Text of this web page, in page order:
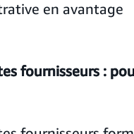
en avantage
fournisseurs :